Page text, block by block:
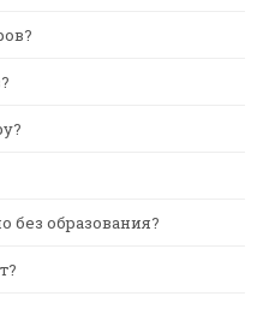
без образования?